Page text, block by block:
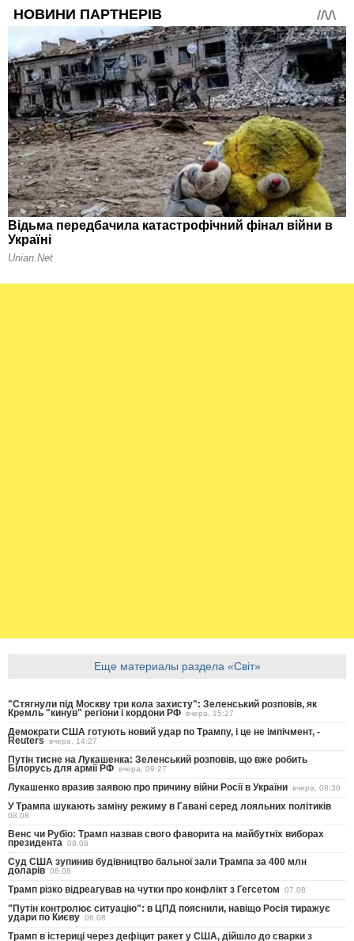
Еще материалы раздела «Світ»
"Стягнули під Москву три кола захисту": Зеленський розповів, як
Кремль "кинув" регіони і кордони РФ вчера, 15:27
Демократи США готують новий удар по Трампу, і це не імпічмент, -
Reuters вчера, 14:27
Путін тисне на Лукашенка: Зеленський розповів, що вже робить
Білорусь для армії РФ вчера, 09:27
Лукашенко вразив заявою про причину війни Росії в України вчера, 08:36
У Трампа шукають заміну режиму в Гавані серед лояльних політиків
08.08
Венс чи Рубіо: Трамп назвав свого фаворита на майбутніх виборах
президента 08.08
Суд США зупинив будівництво бальної зали Трампа за 400 млн
доларів 08.08
Трамп різко відреагував на чутки про конфлікт з Гегсетом 07.08
"Путін контролює ситуацію": в ЦПД пояснили, навіщо Росія тиражує
удари по Києву 06.08
Трамп в істериці через дефіцит ракет у США, дійшло до сварки з